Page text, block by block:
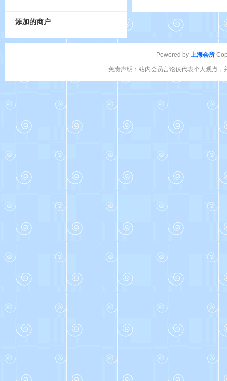
添加的商户
Powered by 上海会所
免责声明：站内会员言论仅代表个人观点